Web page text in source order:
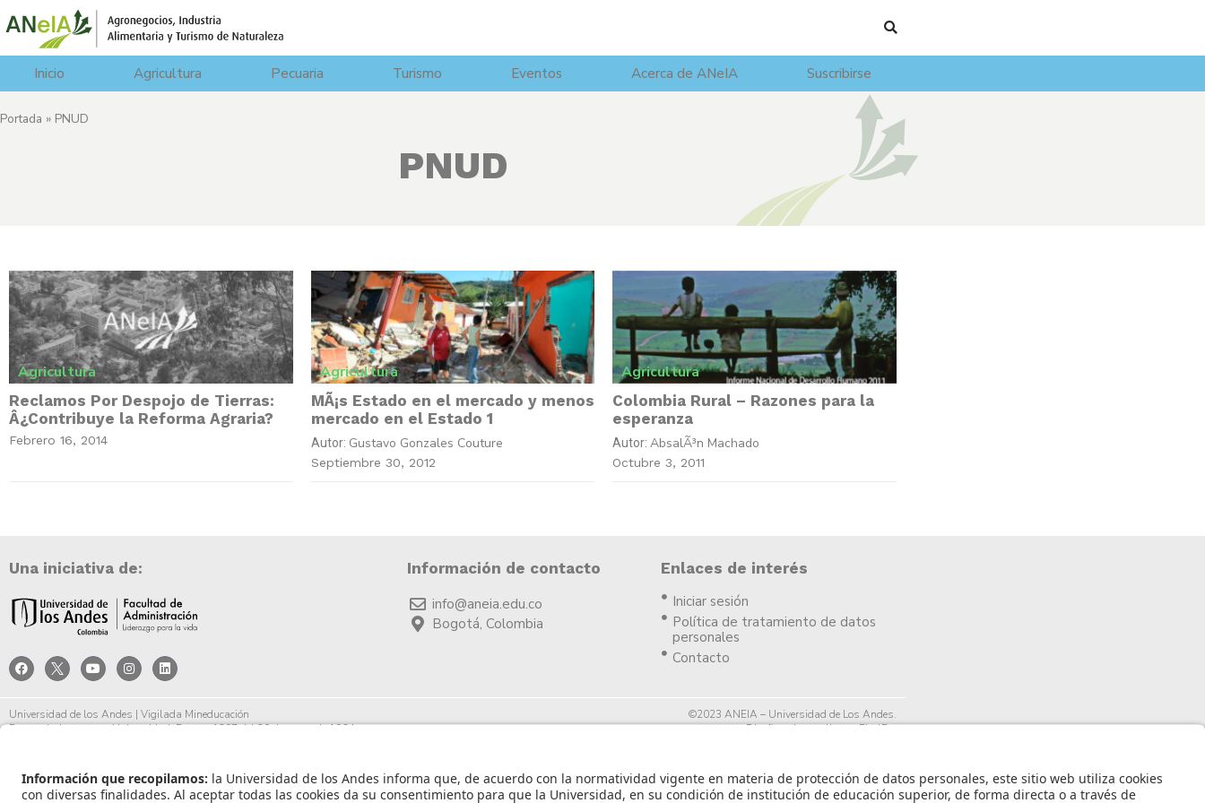
Inicio Agricultura Pecuaria Turismo Eventos Acerca de ANeIA Suscribirse
Portada » PNUD
PNUD
Agricultura
Reclamos Por Despojo de Tierras:
Â¿Contribuye la Reforma Agraria?
Febrero 16, 2014
Agricultura
MÃ¡s Estado en el mercado y menos
mercado en el Estado 1
Autor: Gustavo Gonzales Couture
Septiembre 30, 2012
Agricultura
Colombia Rural – Razones para la
esperanza
Autor: AbsalÃ³n Machado
Octubre 3, 2011
Una iniciativa de:
Información de contacto
info@aneia.edu.co
Bogotá, Colombia
Enlaces de interés
Iniciar sesión
Política de tratamiento de datos
personales
Contacto
Universidad de los Andes | Vigilada Mineducación
Reconocimiento como Universidad: Decreto 1297 del 30 de mayo de 1964.
©2023 ANEIA – Universidad de Los Andes.
Diseño y desarrollo por PixelPro